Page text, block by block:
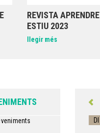
REVISTA APRENDRE
ESTIU 2023
llegir més
Dl